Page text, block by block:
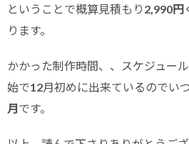
ということで概算見積もり 2,990円
ります。
かかった制作時間、、スケジュー
始で12月初めに出来ているのでい
月 です。